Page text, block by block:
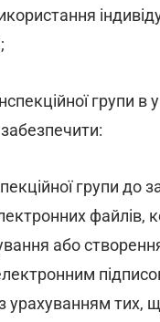
групи в
групи до
файлів,
або
урахуванням